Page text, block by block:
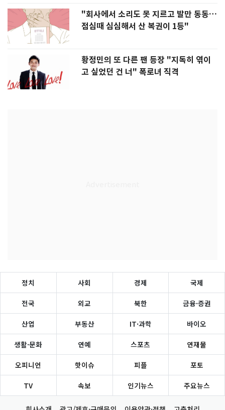
"회사에서 소리도 못 지르고 발만 동동…
점심때 심심해서 산 복권이 1등"
황정민의 또 다른 팬 등장 "지독히 엮이
고 싶었던 건 너" 폭로녀 직격
정치 사회 경제 국제
전국 외교 북한 금융·증권
산업 부동산 IT·과학 바이오
생활·문화 연예 스포츠 연재물
오피니언 핫이슈 피플 포토
TV 속보 인기뉴스 주요뉴스